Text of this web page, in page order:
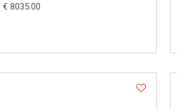
€ 8035.00